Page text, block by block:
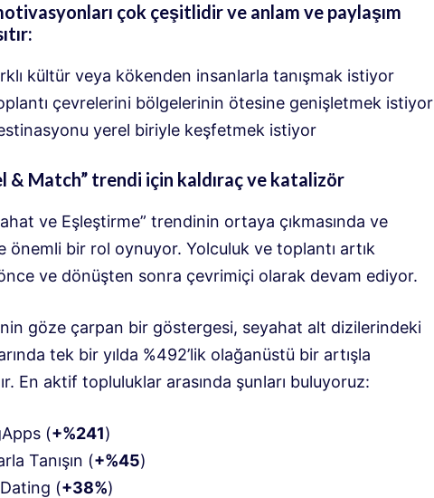
çok çeşitlidir ve anlam ve paylaşım
kültür veya kökenden insanlarla tanışmak istiyor
toplantı çevrelerini bölgelerinin ötesine genişletmek istiyor
yerel biriyle keşfetmek istiyor
& Match” trendi için kaldıraç ve katalizör
ve Eşleştirme” trendinin ortaya çıkmasında ve
önemli bir rol oynuyor. Yolculuk ve toplantı artık
ve dönüşten sonra çevrimiçi olarak devam ediyor.
göze çarpan bir göstergesi, seyahat alt dizilerindeki
tek bir yılda %492’lik olağanüstü bir artışla
En aktif topluluklar arasında şunları buluyoruz:
(+%241)
Tanışın (+%45)
(+38%)